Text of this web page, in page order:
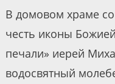
В домовом храме
честь иконы
печали» иерей
водосвятный